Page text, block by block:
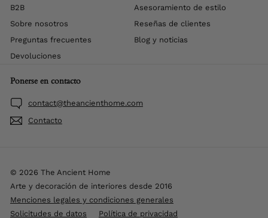
B2B
Sobre nosotros
Preguntas frecuentes
Devoluciones
Asesoramiento de estilo
Reseñas de clientes
Blog y noticias
Ponerse en contacto
contact@theancienthome.com
Contacto
© 2026 The Ancient Home
Arte y decoración de interiores desde 2016
Menciones legales y condiciones generales
Solicitudes de datos
Política de privacidad